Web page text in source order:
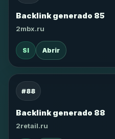
Backlink generado 85
2mbx.ru
SI Abrir
#88
Backlink generado 88
2retail.ru